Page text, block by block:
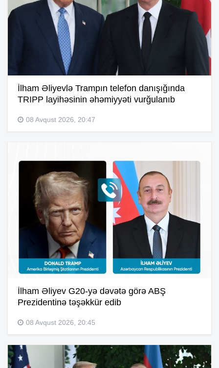
İlham Əliyevlə Trampın telefon danışığında
TRIPP layihəsinin əhəmiyyəti vurğulanıb
08 Avqust 2026, 20:47
İlham Əliyev G20-yə dəvətə görə ABŞ
Prezidentinə təşəkkür edib
08 Avqust 2026, 20:45